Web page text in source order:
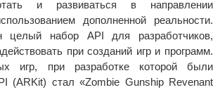
и развиваться в направлении
дополненной реальности.
целый набор API для разработчиков,
при созданий игр и программ.
игр, при разработке которой были
(ARKit) стал «Zombie Gunship Revenant